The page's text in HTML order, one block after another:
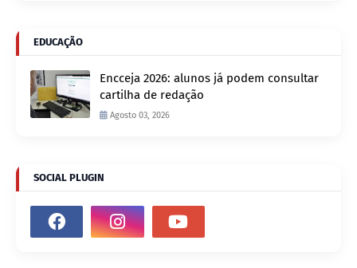
EDUCAÇÃO
Encceja 2026: alunos já podem consultar
cartilha de redação
Agosto 03, 2026
SOCIAL PLUGIN